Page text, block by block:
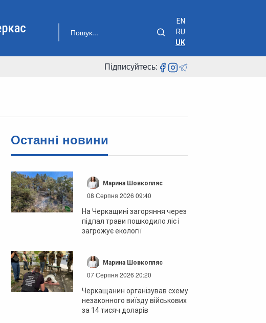
EN
RU
UK
Підписуйтесь:
Останні новини
Марина Шовкопляс
08 Серпня 2026 09:40
На Черкащині загоряння через
підпал трави пошкодило ліс і
загрожує екології
Марина Шовкопляс
07 Серпня 2026 20:20
Черкащанин організував схему
незаконного виїзду військових
за 14 тисяч доларів